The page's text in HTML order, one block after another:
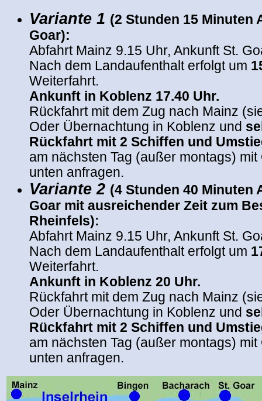
Variante 1 (2 Stunden 15 Minuten
Goar):
Abfahrt Mainz 9.15 Uhr, Ankunft St.
Nach dem Landaufenthalt erfolgt um
Weiterfahrt.
Ankunft in Koblenz 17.40 Uhr.
Rückfahrt mit dem Zug nach Mainz
Oder Übernachtung in Koblenz und
Rückfahrt mit 2 Schiffen und
am nächsten Tag (außer montags)
unten anfragen.
Variante 2 (4 Stunden 40 Minuten
Goar mit ausreichender Zeit zum
Rheinfels):
Abfahrt Mainz 9.15 Uhr, Ankunft St.
Nach dem Landaufenthalt erfolgt um
Weiterfahrt.
Ankunft in Koblenz 20 Uhr.
Rückfahrt mit dem Zug nach Mainz
Oder Übernachtung in Koblenz und
Rückfahrt mit 2 Schiffen und
am nächsten Tag (außer montags)
unten anfragen.